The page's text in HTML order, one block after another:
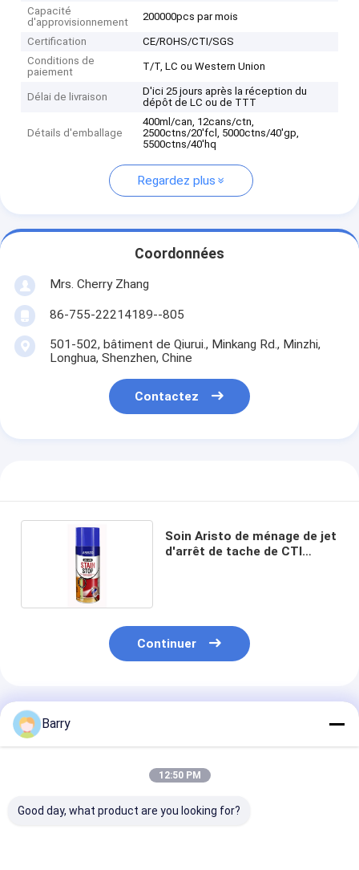
Capacité
d'approvisionnement
200000pcs par mois
Certification
CE/ROHS/CTI/SGS
Conditions de
paiement
T/T, LC ou Western Union
Délai de livraison
D'ici 25 jours après la réception du
dépôt de LC ou de TTT
Détails d'emballage
400ml/can, 12cans/ctn,
2500ctns/20'fcl, 5000ctns/40'gp,
5500ctns/40'hq
Regardez plus
Coordonnées
Mrs. Cherry Zhang
86-755-22214189--805
501-502, bâtiment de Qiurui., Minkang Rd., Minzhi,
Longhua, Shenzhen, Chine
Contactez
Soin Aristo de ménage de jet
d'arrêt de tache de CTI
Continuer
Produits Recommandés
Barry
12:50 PM
Good day, what product are you looking for?